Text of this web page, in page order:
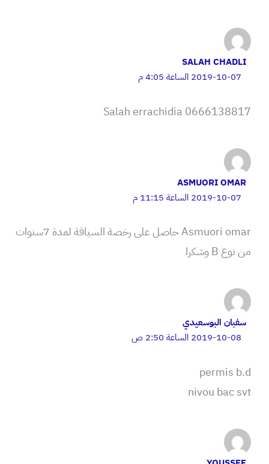
SALAH CHADLI
2019-10-07 الساعة 4:05 م
Salah errachidia 0666138817
ASMUORI OMAR
2019-10-07 الساعة 11:15 م
Asmuori omar حاصل على رخصة السياقة لمدة 7سنوات
من نوع B وشكرا
سفبان البوسعيدي
2019-10-08 الساعة 2:50 ص
permis b.d
nivou bac svt